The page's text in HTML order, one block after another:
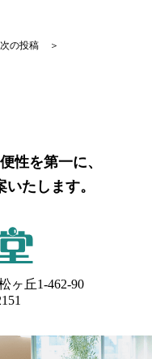
次の投稿 ＞
性を第一に、
たします。
ヶ丘1-462-90